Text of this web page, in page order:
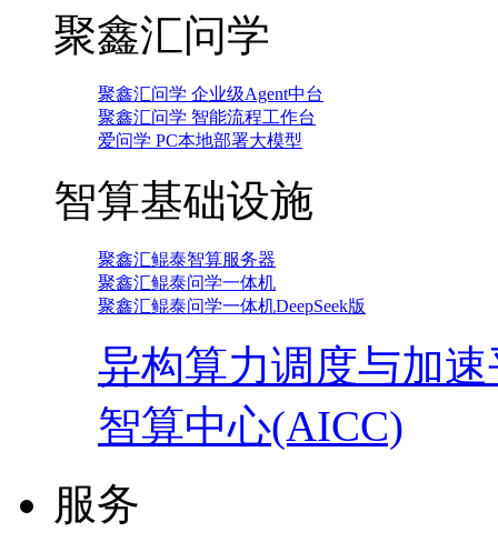
聚鑫汇问学
聚鑫汇问学 企业级Agent中台
聚鑫汇问学 智能流程工作台
爱问学 PC本地部署大模型
智算基础设施
聚鑫汇鲲泰智算服务器
聚鑫汇鲲泰问学一体机
聚鑫汇鲲泰问学一体机DeepSeek版
异构算力调度与加
智算中心(AICC)
服务